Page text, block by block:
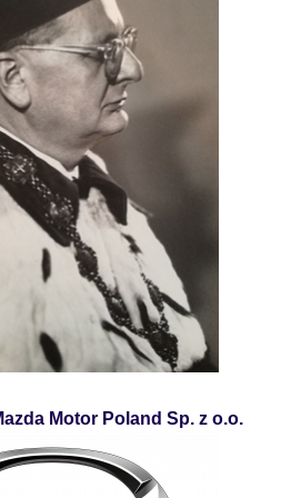
Motor Poland Sp. z o.o.